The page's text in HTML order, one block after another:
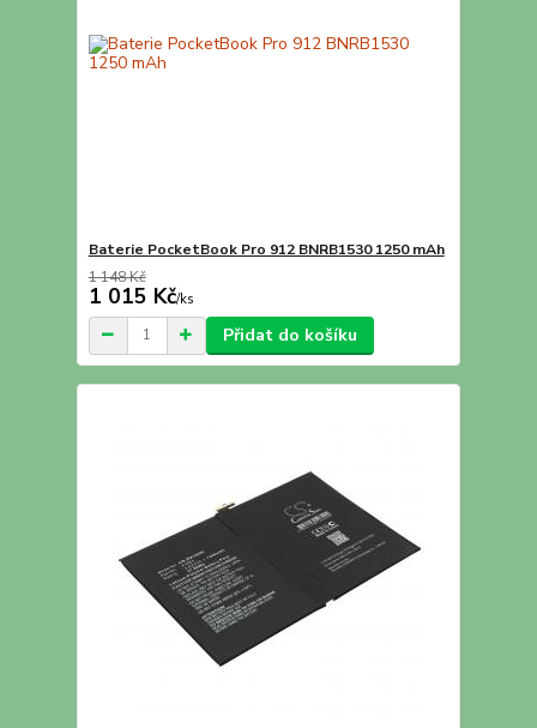
Baterie PocketBook Pro 912 BNRB1530 1250 mAh
1 148 Kč
1 015 Kč/ks
Přidat do košíku